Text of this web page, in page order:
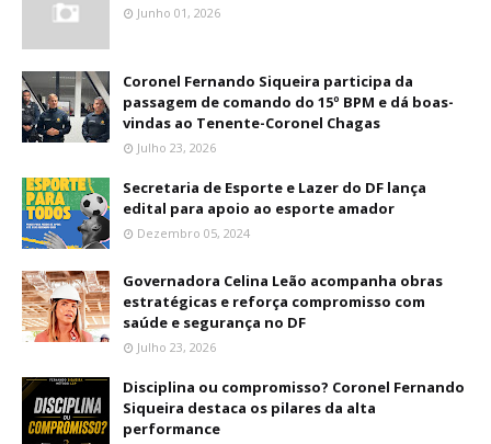
Junho 01, 2026
Coronel Fernando Siqueira participa da
passagem de comando do 15º BPM e dá boas-
vindas ao Tenente-Coronel Chagas
Julho 23, 2026
Secretaria de Esporte e Lazer do DF lança
edital para apoio ao esporte amador
Dezembro 05, 2024
Governadora Celina Leão acompanha obras
estratégicas e reforça compromisso com
saúde e segurança no DF
Julho 23, 2026
Disciplina ou compromisso? Coronel Fernando
Siqueira destaca os pilares da alta
performance